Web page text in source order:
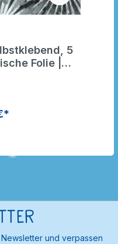
5
Folie |
und verpassen